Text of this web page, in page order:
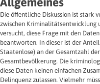
Die öffentliche Diskussion ist stark
zwischen Kriminalitätsentwicklung
versucht, diese Frage mit den
beantworten. In dieser ist der
Staatenlose) an der Gesamtzahl
Gesamtbevölkerung. Die
diese Daten keinen einfachen
Delinquenz zulassen. Vielmehr